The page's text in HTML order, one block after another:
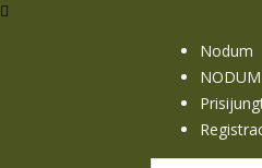
Nodum